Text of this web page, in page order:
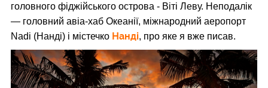
головного фіджійського острова - Віті Леву. Неподалік
— головний авіа-хаб Океанії, міжнародний аеропорт
Nadi (Нанді) і містечко Нанді, про яке я вже писав.